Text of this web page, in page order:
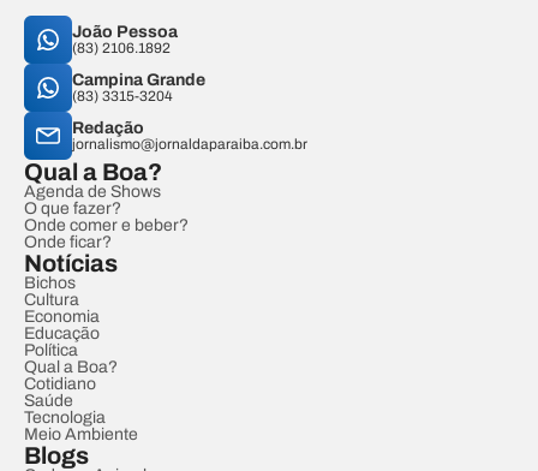
João Pessoa
(83) 2106.1892
Campina Grande
(83) 3315-3204
Redação
jornalismo@jornaldaparaiba.com.br
Qual a Boa?
Agenda de Shows
O que fazer?
Onde comer e beber?
Onde ficar?
Notícias
Bichos
Cultura
Economia
Educação
Política
Qual a Boa?
Cotidiano
Saúde
Tecnologia
Meio Ambiente
Blogs